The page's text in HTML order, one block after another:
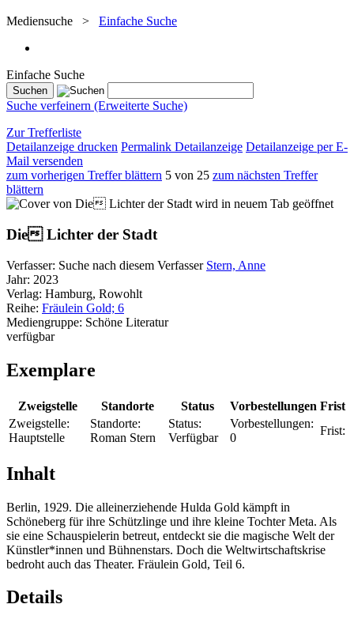
Mediensuche > Einfache Suche
Einfache Suche
Suche verfeinern (Erweiterte Suche)
Zur Trefferliste
Detailanzeige drucken Permalink Detailanzeige Detailanzeige per E-
Mail versenden
zum vorherigen Treffer blättern 5 von 25 zum nächsten Treffer
blättern
wird in neuem Tab geöffnet
Die Lichter der Stadt
Verfasser: Suche nach diesem Verfasser Stern, Anne
Jahr: 2023
Verlag: Hamburg, Rowohlt
Reihe: Fräulein Gold; 6
Mediengruppe: Schöne Literatur
verfügbar
Exemplare
Zweigstelle Standorte Status Vorbestellungen Frist
Zweigstelle:
Hauptstelle
Standorte:
Roman Stern
Status:
Verfügbar
Vorbestellungen:
0
Frist:
Inhalt
Berlin, 1929. Die alleinerziehende Hulda Gold kämpft in
Schöneberg für ihre Schützlinge und ihre kleine Tochter Meta. Als
sie eine Schauspielerin betreut, entdeckt sie die magische Welt der
Künstler*innen und Bühnenstars. Doch die Weltwirtschaftskrise
bedroht auch das Theater. Fräulein Gold, Teil 6.
Details